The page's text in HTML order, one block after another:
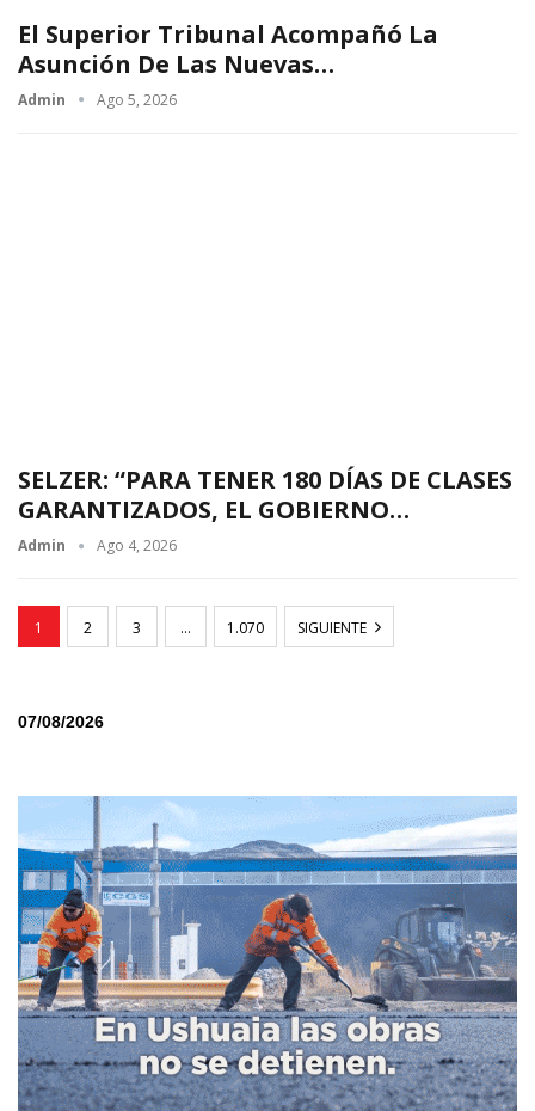
El Superior Tribunal Acompañó La
Asunción De Las Nuevas…
Admin Ago 5, 2026
SELZER: “PARA TENER 180 DÍAS DE CLASES
GARANTIZADOS, EL GOBIERNO…
Admin Ago 4, 2026
1 2 3 … 1.070 SIGUIENTE
07/08/2026